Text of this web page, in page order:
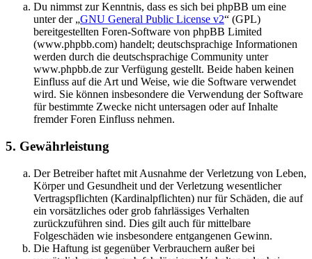
Du nimmst zur Kenntnis, dass es sich bei phpBB um eine
unter der „GNU General Public License v2“ (GPL)
bereitgestellten Foren-Software von phpBB Limited
(www.phpbb.com) handelt; deutschsprachige Informationen
werden durch die deutschsprachige Community unter
www.phpbb.de zur Verfügung gestellt. Beide haben keinen
Einfluss auf die Art und Weise, wie die Software verwendet
wird. Sie können insbesondere die Verwendung der Software
für bestimmte Zwecke nicht untersagen oder auf Inhalte
fremder Foren Einfluss nehmen.
5. Gewährleistung
Der Betreiber haftet mit Ausnahme der Verletzung von Leben,
Körper und Gesundheit und der Verletzung wesentlicher
Vertragspflichten (Kardinalpflichten) nur für Schäden, die auf
ein vorsätzliches oder grob fahrlässiges Verhalten
zurückzuführen sind. Dies gilt auch für mittelbare
Folgeschäden wie insbesondere entgangenen Gewinn.
Die Haftung ist gegenüber Verbrauchern außer bei